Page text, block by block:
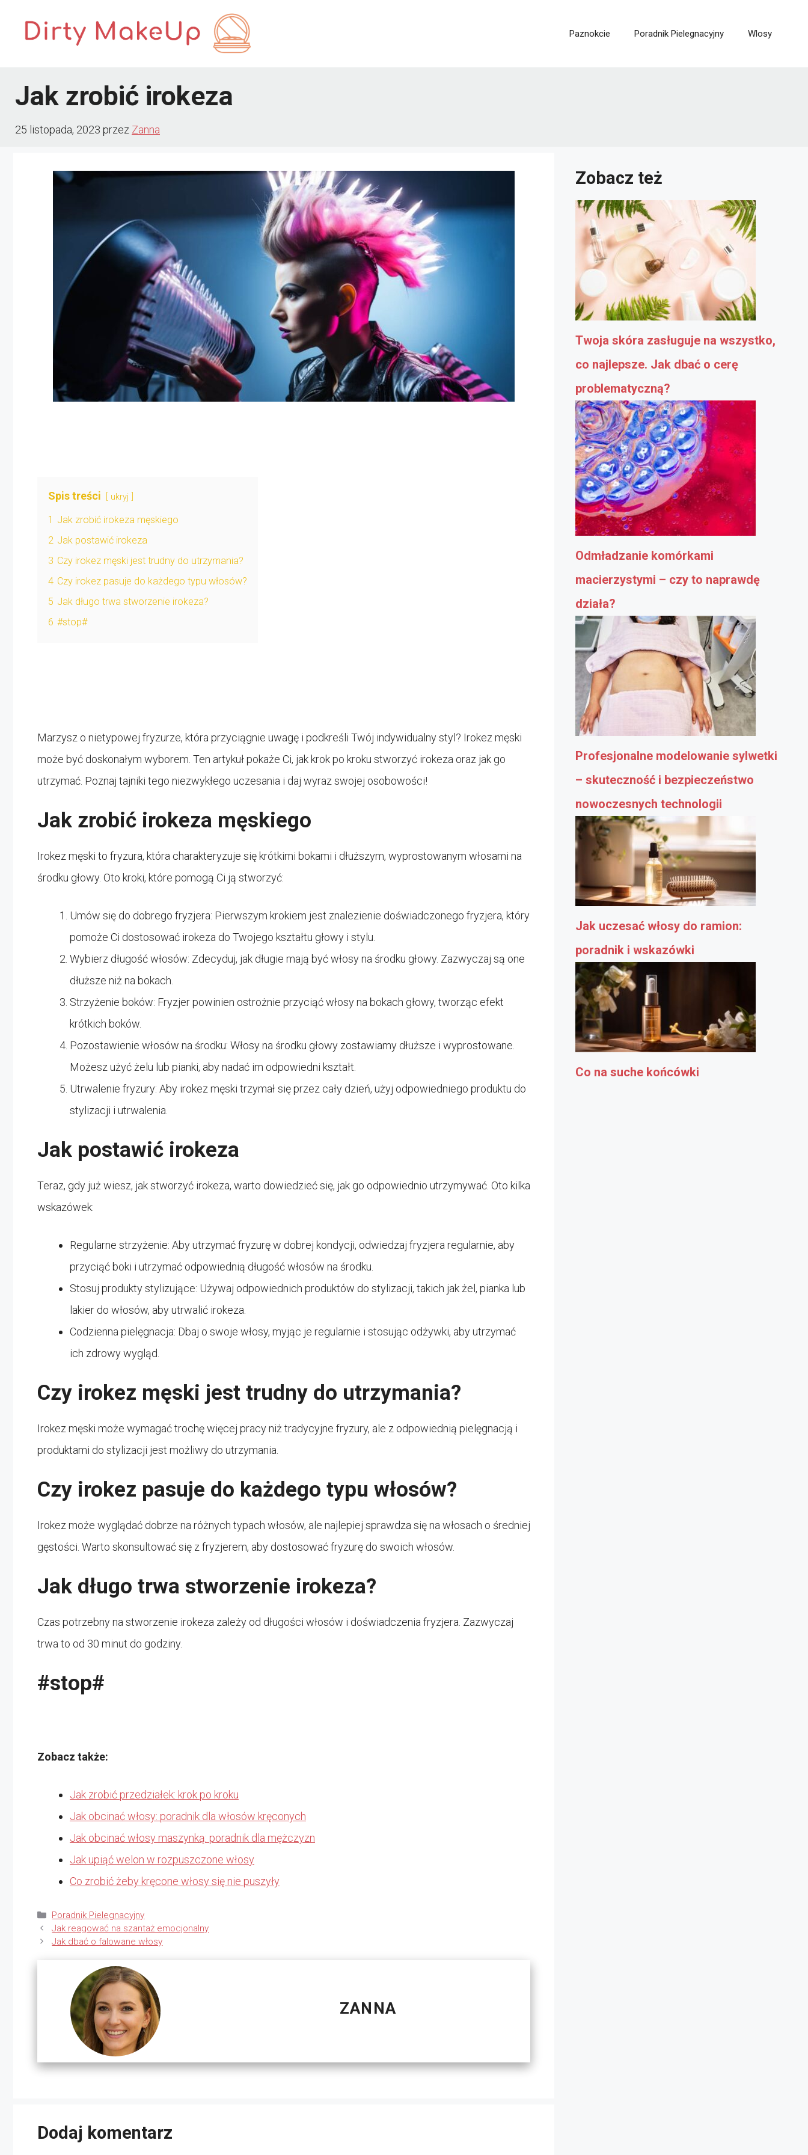
Paznokcie Poradnik Pielegnacyjny Wlosy
Jak zrobić irokeza
25 listopada, 2023 przez Zanna
Spis treści ukryj
1 Jak zrobić irokeza męskiego
2 Jak postawić irokeza
3 Czy irokez męski jest trudny do utrzymania?
4 Czy irokez pasuje do każdego typu włosów?
5 Jak długo trwa stworzenie irokeza?
6 #stop#
Marzysz o nietypowej fryzurze, która przyciągnie uwagę i podkreśli Twój indywidualny styl? Irokez męski
może być doskonałym wyborem. Ten artykuł pokaże Ci, jak krok po kroku stworzyć irokeza oraz jak go
utrzymać. Poznaj tajniki tego niezwykłego uczesania i daj wyraz swojej osobowości!
Jak zrobić irokeza męskiego
Irokez męski to fryzura, która charakteryzuje się krótkimi bokami i dłuższym, wyprostowanym włosami na
środku głowy. Oto kroki, które pomogą Ci ją stworzyć:
Umów się do dobrego fryzjera: Pierwszym krokiem jest znalezienie doświadczonego fryzjera, który
pomoże Ci dostosować irokeza do Twojego kształtu głowy i stylu.
Wybierz długość włosów: Zdecyduj, jak długie mają być włosy na środku głowy. Zazwyczaj są one
dłuższe niż na bokach.
Strzyżenie boków: Fryzjer powinien ostrożnie przyciąć włosy na bokach głowy, tworząc efekt
krótkich boków.
Pozostawienie włosów na środku: Włosy na środku głowy zostawiamy dłuższe i wyprostowane.
Możesz użyć żelu lub pianki, aby nadać im odpowiedni kształt.
Utrwalenie fryzury: Aby irokez męski trzymał się przez cały dzień, użyj odpowiedniego produktu do
stylizacji i utrwalenia.
Jak postawić irokeza
Teraz, gdy już wiesz, jak stworzyć irokeza, warto dowiedzieć się, jak go odpowiednio utrzymywać. Oto kilka
wskazówek:
Regularne strzyżenie: Aby utrzymać fryzurę w dobrej kondycji, odwiedzaj fryzjera regularnie, aby
przyciąć boki i utrzymać odpowiednią długość włosów na środku.
Stosuj produkty stylizujące: Używaj odpowiednich produktów do stylizacji, takich jak żel, pianka lub
lakier do włosów, aby utrwalić irokeza.
Codzienna pielęgnacja: Dbaj o swoje włosy, myjąc je regularnie i stosując odżywki, aby utrzymać
ich zdrowy wygląd.
Czy irokez męski jest trudny do utrzymania?
Irokez męski może wymagać trochę więcej pracy niż tradycyjne fryzury, ale z odpowiednią pielęgnacją i
produktami do stylizacji jest możliwy do utrzymania.
Czy irokez pasuje do każdego typu włosów?
Irokez może wyglądać dobrze na różnych typach włosów, ale najlepiej sprawdza się na włosach o średniej
gęstości. Warto skonsultować się z fryzjerem, aby dostosować fryzurę do swoich włosów.
Jak długo trwa stworzenie irokeza?
Czas potrzebny na stworzenie irokeza zależy od długości włosów i doświadczenia fryzjera. Zazwyczaj
trwa to od 30 minut do godziny.
#stop#
Zobacz także:
Jak zrobić przedziałek: krok po kroku
Jak obcinać włosy: poradnik dla włosów kręconych
Jak obcinać włosy maszynką: poradnik dla mężczyzn
Jak upiąć welon w rozpuszczone włosy
Co zrobić żeby kręcone włosy się nie puszyły
Kategorie
Poradnik Pielegnacyjny
Jak reagować na szantaż emocjonalny
Jak dbać o falowane włosy
ZANNA
Dodaj komentarz
Zobacz też
Twoja skóra zasługuje na wszystko,
co najlepsze. Jak dbać o cerę
problematyczną?
Odmładzanie komórkami
macierzystymi – czy to naprawdę
działa?
Profesjonalne modelowanie sylwetki
– skuteczność i bezpieczeństwo
nowoczesnych technologii
Jak uczesać włosy do ramion:
poradnik i wskazówki
Co na suche końcówki